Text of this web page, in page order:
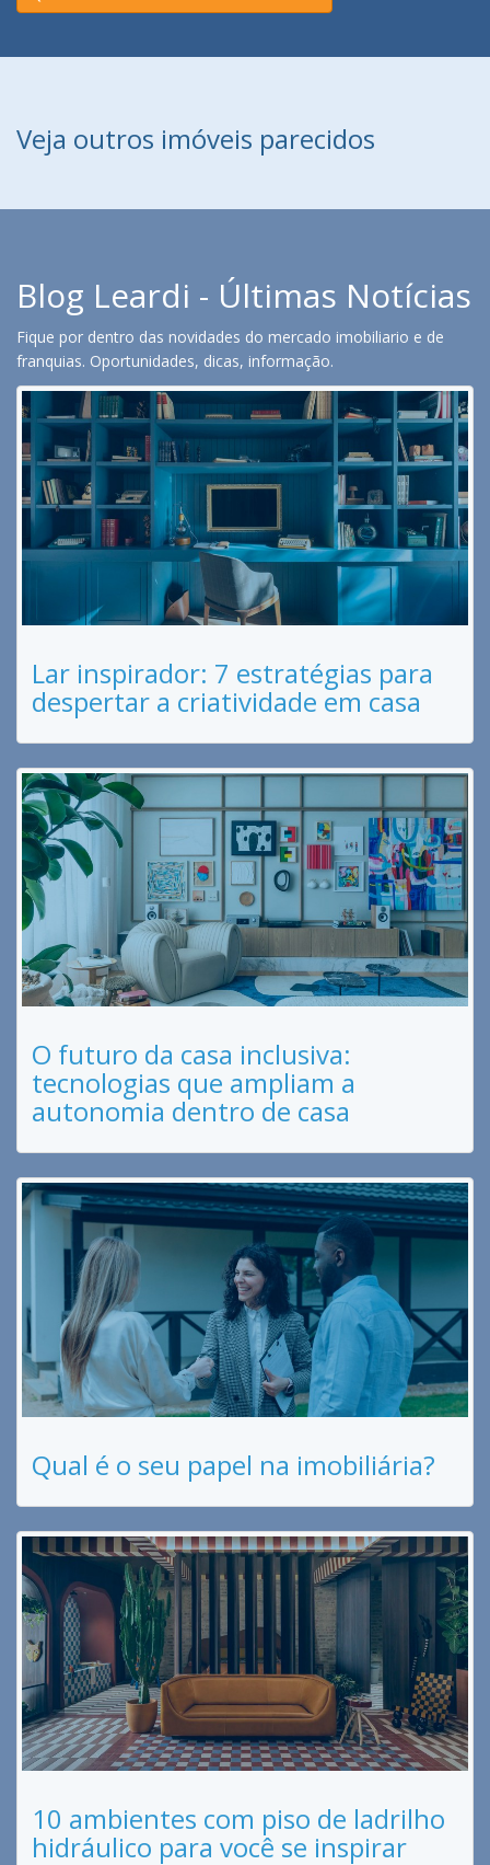
Veja outros imóveis parecidos
Blog Leardi - Últimas Notícias
Fique por dentro das novidades do mercado imobiliario e de
franquias. Oportunidades, dicas, informação.
Lar inspirador: 7 estratégias para
despertar a criatividade em casa
O futuro da casa inclusiva:
tecnologias que ampliam a
autonomia dentro de casa
Qual é o seu papel na imobiliária?
10 ambientes com piso de ladrilho
hidráulico para você se inspirar